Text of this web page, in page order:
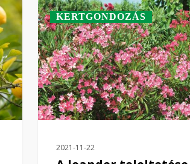
KERTGONDOZÁS
2021-11-22